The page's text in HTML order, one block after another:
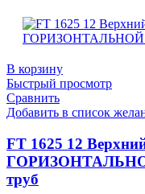
В корзину
Быстрый просмотр
Сравнить
Добавить в список
FT 1625 12
труб